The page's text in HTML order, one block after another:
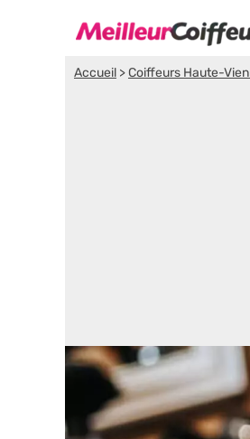
Accueil >Coiffeurs Haute-